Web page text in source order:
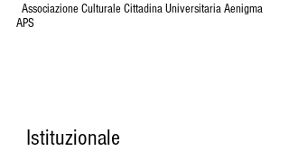
Associazione Culturale Cittadina Universitaria Aenigma
APS
Istituzionale